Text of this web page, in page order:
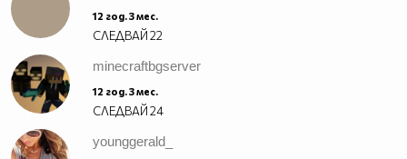
12 год. 3 мес.
СЛЕДВАЙ22
minecraftbgserver
12 год. 3 мес.
СЛЕДВАЙ24
younggerald_